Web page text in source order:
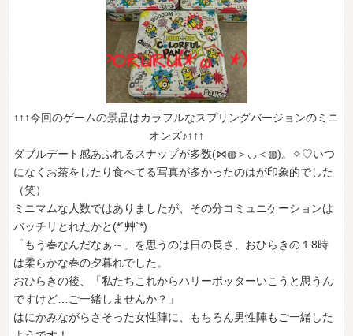
↑↑↑今回のゲームの景品はカラフルなスプリングバージョンのミニ
オンズ♪↑↑↑
ダブルデート感あふれるスナップが多数(⋈◍＞◡＜◍)。✧♡いつ
になくお茶をしたり食べてる写真が多かったのはが印象的でした
（笑）
ミニマムな人数ではありましたが、その分コミュニケーションは
バッチリとれたかと(*´艸`*)
「もう春なんだなぁ～」を思うのは日の長さ、おひらきの１8時
は柔らかな春の夕暮れでした。
おひらきの後、「私たちこれからハリーポッターいこうと思うん
ですけど…ご一緒しませんか？」
はにかみながらさそった女性陣に、もちろん男性陣もご一緒した